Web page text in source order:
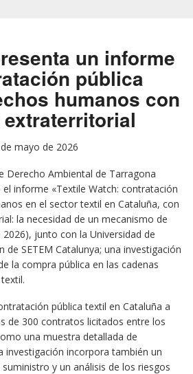
un informe
pública
humanos con
mayo de 2026
Derecho Ambiental de Tarragona
el informe «Textile Watch: contratación
en el sector textil en Cataluña, con
la necesidad de un mecanismo de
junto con la Universidad de
de SETEM Catalunya; una investigación
la compra pública en las cadenas
pública textil en Cataluña a
de 300 contratos licitados entre los
una muestra detallada de
investigación incorpora también un
y un análisis de los riesgos